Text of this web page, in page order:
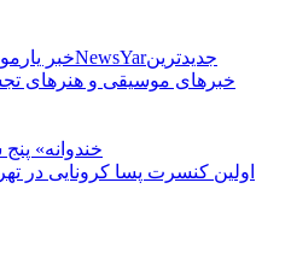
خبر یارNewsYarجدیدترین
خبرهای موسیقی و هنرهای
«خندوانه»
اولین کنسرت پسا کرونایی در